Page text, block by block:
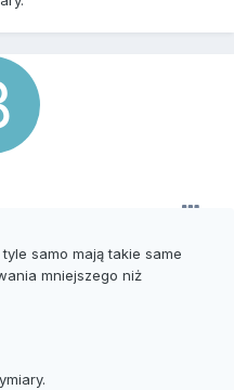
samo mają takie same
mniejszego niż